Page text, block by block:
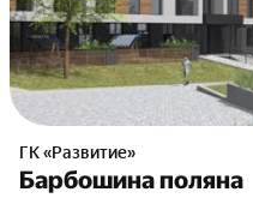
ГК «Развитие»
Барбошина поляна